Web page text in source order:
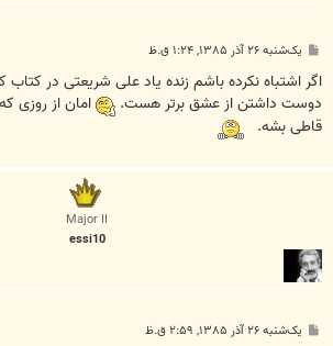
پ
ت
یک‌شنبه ۲۶ آذر ۱۳۸۵, ۱:۲۴ ق.ظ
اگر اشتباه نکرده باشم زنده یاد علی شریعتی در
دوست داشتن از عشق برتر هست.
امان از روزی
قاطی بشه.
Major II
essi10
پ یک‌شنبه ۲۶ آذر ۱۳۸۵, ۲:۵۹ ق.ظ